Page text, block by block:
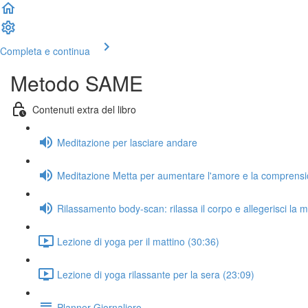
Completa e continua
Metodo SAME
Contenuti extra del libro
Meditazione per lasciare andare
Meditazione Metta per aumentare l'amore e la
Rilassamento body-scan: rilassa il corpo e allegerisci la
Lezione di yoga per il mattino (30:36)
Lezione di yoga rilassante per la sera (23:09)